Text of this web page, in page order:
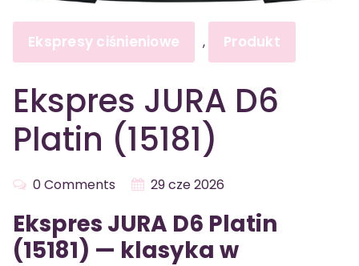
Ekspresy ciśnieniowe , Produkt
Ekspres JURA D6
Platin (15181)
0 Comments 29 cze 2026
Ekspres JURA D6 Platin
(15181) — klasyka w